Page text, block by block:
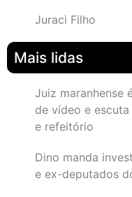
Juraci Filho
Mais lidas
Juiz maranhense
de vídeo e
e refeitório
Dino manda
e ex-deputados